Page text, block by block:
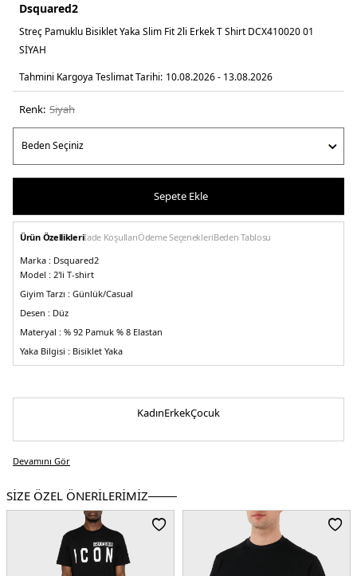
Dsquared2
Streç Pamuklu Bisiklet Yaka Slim Fit 2li Erkek T Shirt DCX410020 01
SİYAH
Tahmini Kargoya Teslimat Tarihi: 10.08.2026 - 13.08.2026
Renk: si̇yah
Sepete Ekle
Ürün Özellikleriİade KoşullarıÖdeme SeçenekleriBeden Tablosu
Marka : Dsquared2
Model : 2'li T-shirt
Giyim Tarzı : Günlük/Casual
Desen : Düz
Materyal : % 92 Pamuk % 8 Elastan
Yaka Bilgisi : Bisiklet Yaka
KadınErkekÇocuk
Devamını Gör
SİZE ÖZEL ÖNERİLERİMİZ